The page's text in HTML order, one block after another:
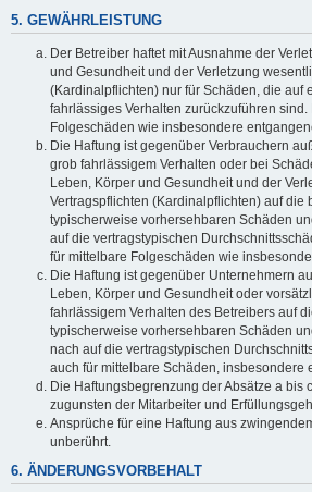
5. GEWÄHRLEISTUNG
Der Betreiber haftet mit Ausnahme der
und Gesundheit und der Verletzung
(Kardinalpflichten) nur für Schäden, die auf
fahrlässiges Verhalten zurückzuführen
Folgeschäden wie insbesondere
Die Haftung ist gegenüber Verbrauchern
grob fahrlässigem Verhalten oder bei
Leben, Körper und Gesundheit und der
Vertragspflichten (Kardinalpflichten) auf die
typischerweise vorhersehbaren Schäden
auf die vertragstypischen
für mittelbare Folgeschäden wie
Die Haftung ist gegenüber Unternehmern
Leben, Körper und Gesundheit oder
fahrlässigem Verhalten des Betreibers auf
typischerweise vorhersehbaren Schäden
nach auf die vertragstypischen
auch für mittelbare Schäden, insbesondere
Die Haftungsbegrenzung der Absätze a bis
zugunsten der Mitarbeiter und
Ansprüche für eine Haftung aus
unberührt.
6. ÄNDERUNGSVORBEHALT